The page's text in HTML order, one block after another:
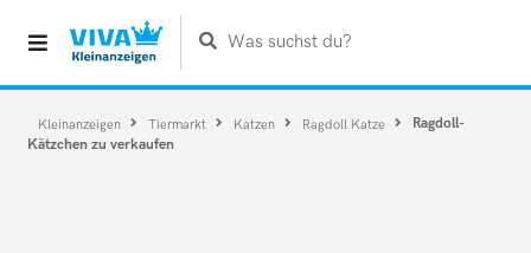
Was suchst du?
Kleinanzeigen Tiermarkt Katzen Ragdoll Katze
Ragdoll-
Kätzchen zu verkaufen